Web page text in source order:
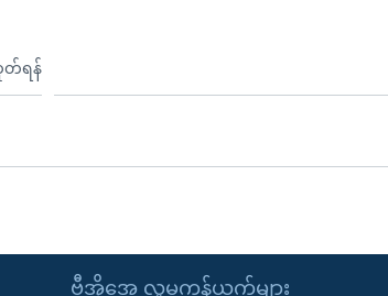
တ်ရန်
ဗွီအိုအေ လူမှုကွန်ယက်များ